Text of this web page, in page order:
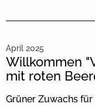
April 2025
Willkommen
mit roten
Grüner Zuwachs